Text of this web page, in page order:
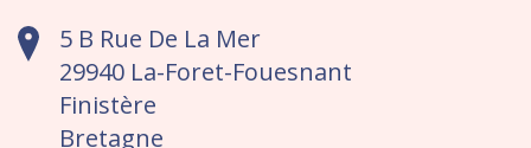
5 B Rue De La Mer
29940 La-Foret-Fouesnant
Finistère
Bretagne